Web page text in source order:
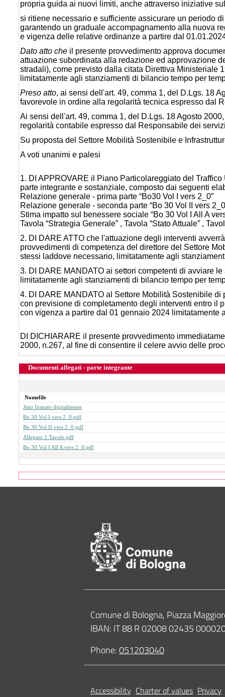
propria guida ai nuovi limiti, anche attraverso iniziative
si ritiene necessario e sufficiente assicurare un periodo
garantendo un graduale accompagnamento alla nuova
e vigenza delle relative ordinanze a partire dal
Dato atto che il presente provvedimento approva
attuazione subordinata alla redazione ed approvazione
stradali), come previsto dalla citata Direttiva Ministeriale
limitatamente agli stanziamenti di bilancio tempo per
Preso atto, ai sensi dell'art. 49, comma 1, del D.Lgs. 18
favorevole in ordine alla regolarità tecnica espresso dal
Ai sensi dell'art. 49, comma 1, del D.Lgs. 18 Agosto
regolarità contabile espresso dal Responsabile dei
Su proposta del Settore Mobilità Sostenibile e
A voti unanimi e palesi
1. DI APPROVARE il Piano Particolareggiato del
parte integrante e sostanziale, composto dai seguenti
Relazione generale - prima parte “Bo30 Vol I vers 2_0”
Relazione generale - seconda parte “Bo 30 Vol II vers
Stima impatto sul benessere sociale “Bo 30 Vol I All A
Tavola “Strategia Generale” , Tavola “Stato Attuale” ,
2. DI DARE ATTO che l'attuazione degli interventi
provvedimenti di competenza del direttore del Settore
stessi laddove necessario, limitatamente agli
3. DI DARE MANDATO ai settori competenti di avviare
limitatamente agli stanziamenti di bilancio tempo per
4. DI DARE MANDATO al Settore Mobilità Sostenibile
con previsione di completamento degli interventi entro il
con vigenza a partire dal 01 gennaio 2024 limitatamente
DI DICHIARARE il presente provvedimento
2000, n.267, al fine di consentire il celere avvio delle
Documenti allegati - parte integrante
Nomefile
Atto firmato digitalmente
Bo 30 Vol I vers 2_0.pdf
Bo 30 Vol II vers 2_0.pdf
Allegato 1 Tavole.pdf
Bo 30 Vol I All A vers 2_0.pdf
Contacts
Comune di Bologna, Piazza
IBAN: IT 88 R 02008 02435
Phone:051203040
Accessibility Charter of values Privacy